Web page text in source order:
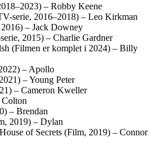
– Robby Keene
serie, 2016–2018) – Leo Kirkman
– Jack Downey
2015) – Charlie Gardner
(Filmen er komplet i 2024) – Billy
– Apollo
– Young Peter
– Cameron Kweller
– Brendan
2019) – Dylan
of Secrets (Film, 2019) – Connor